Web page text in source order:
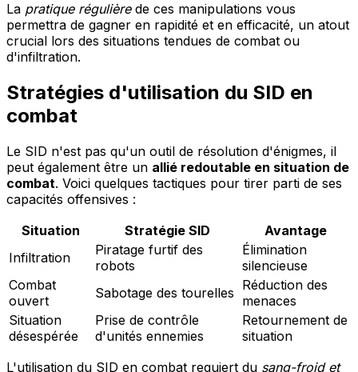
La pratique régulièrede ces manipulations vous
permettra de gagner en rapidité et en efficacité, un atout
crucial lors des situations tendues de combat ou
d'infiltration.
Stratégies d'utilisation du SID en
combat
Le SID n'est pas qu'un outil de résolution d'énigmes, il
peut également être un allié redoutable en situation de
combat. Voici quelques tactiques pour tirer parti de ses
capacités offensives :
Situation
Stratégie SID
Avantage
Infiltration
Piratage furtif des
robots
Élimination
silencieuse
Combat
ouvert
Sabotage des tourelles Réduction des
menaces
Situation
désespérée
Prise de contrôle
d'unités ennemies
Retournement de
situation
L'utilisation du SID en combat requiert du sang-froid et